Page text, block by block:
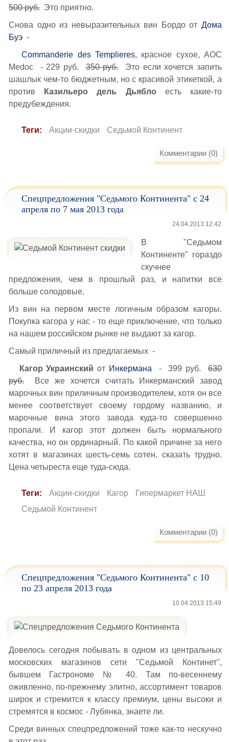
500 руб. Это приятно.
Снова одно из невыразительных вин Бордо от Дома
Буэ -
Commanderie des Templieres, красное сухое, AOC
Medoc - 229 руб.350 руб.Это если хочется запить
шашлык чем-то бюджетным, но с красивой этикеткой, а
против
Казильеро дель Дьябло есть какие-то
предубеждения.
Теги: Акции-скидки Седьмой Континент
Комментарии (0)
Спецпредложения "Седьмого Континента" с 24
апреля по 7 мая 2013 года
24.04.2013 12:42
В "Седьмом
Континенте" гораздо
скучнее
предложения, чем в прошлый раз, и напитки все
больше солодовые.
Из вин на первом месте логичным образом кагоры.
Покупка кагора у нас - то еще приключение, что только
на нашем российском рынке не выдают за кагор.
Самый приличный из предлагаемых -
Кагор Украинский от Инкермана - 399 руб.630
руб. Все же хочется считать Инкерманский завод
марочных вин приличным производителем, хотя он все
менее соответствует своему гордому названию, и
марочные вина этого завода куда-то совершенно
пропали. И кагор этот должен быть нормального
качества, но он ординарный. По какой причине за него
хотят в магазинах шесть-семь сотен, сказать трудно.
Цена четыреста еще туда-сюда.
Теги: Акции-скидки Кагор
Гипермаркет НАШ
Седьмой Континент
Комментарии (0)
Спецпредложения "Седьмого Континента" с 10
по 23 апреля 2013 года
10.04.2013 15:49
Довелось сегодня побывать в одном из центральных
московских магазинов сети "Седьмой Континет",
бывшем Гастрономе № 40. Там по-весеннему
оживленно, по-прежнему элитно, ассортимент товаров
широк и стремится к классу премиум, цены высоки и
стремятся в космос - Лубянка, знаете ли.
Среди винных спецпредложений тоже как-то нескучно